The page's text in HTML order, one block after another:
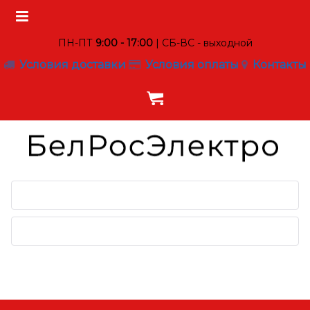
ПН-ПТ 9:00 - 17:00| СБ-ВС - выходной
Условия доставки Условия оплаты Контакты